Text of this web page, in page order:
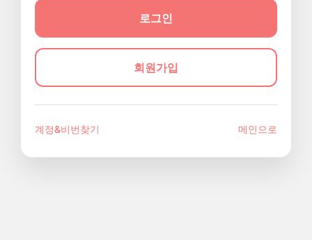
회원가입
계정&비번찾기 메인으로